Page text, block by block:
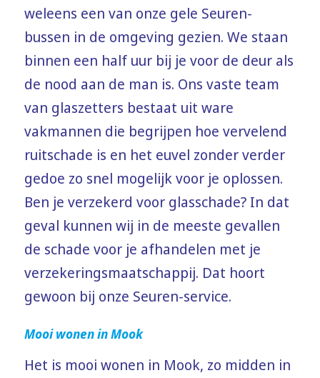
weleens een van onze gele Seuren-
bussen in de omgeving gezien. We staan
binnen een half uur bij je voor de deur als
de nood aan de man is. Ons vaste team
van glaszetters bestaat uit ware
vakmannen die begrijpen hoe vervelend
ruitschade is en het euvel zonder verder
gedoe zo snel mogelijk voor je oplossen.
Ben je verzekerd voor glasschade? In dat
geval kunnen wij in de meeste gevallen
de schade voor je afhandelen met je
verzekeringsmaatschappij. Dat hoort
gewoon bij onze Seuren-service.
Mooi wonen in Mook
Het is mooi wonen in Mook, zo midden in